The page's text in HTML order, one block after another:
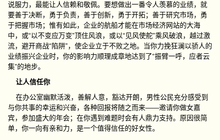
说服力，最能让人信赖和敬佩。要想做出一番令人羡慕的业绩，就
要善于决断，勇于负责，善于创新，勇于开拓；善于研究市场，勇
于把握市场；惟有如此，企业的航船才能在市场经济网站的大海
中，或“以不变应万变”顶住风浪，或以“见风使舵”乘风破浪，越过激
流，避开商战“陷阱”，使企业立于不败之地。当你力挽狂澜以骄人的
业绩振兴企业时，你的影响力顺理成章地达到了“振臂一呼，应者云
集”的地步。
让人信任你
在办公室幽默活泼，善解人意，豁达开朗，男性公民充分感受到
与你共事的幸运和兴奋，各种回报将随之而来——邀请你做女嘉
宾，参加盛大的年会；在你遇到难题时会有人鼎力支持。原因很简
单，你一向有亲和力，是一个值得信任的好女性。